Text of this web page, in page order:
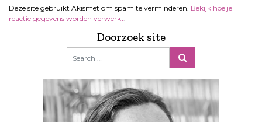
Deze site gebruikt Akismet om spam te verminderen. Bekijk hoe je
reactie gegevens worden verwerkt.
Doorzoek site